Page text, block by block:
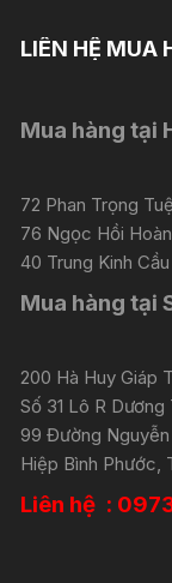
LIÊN HỆ MUA
Mua hàng tại
72 Phan Trọng
76 Ngọc Hồi
40 Trung Kinh
Mua hàng tại
200 Hà Huy Giáp
Số 31 Lô R Dương
99 Đường Nguyễn
Hiệp Bình Phước,
Liên hệ :